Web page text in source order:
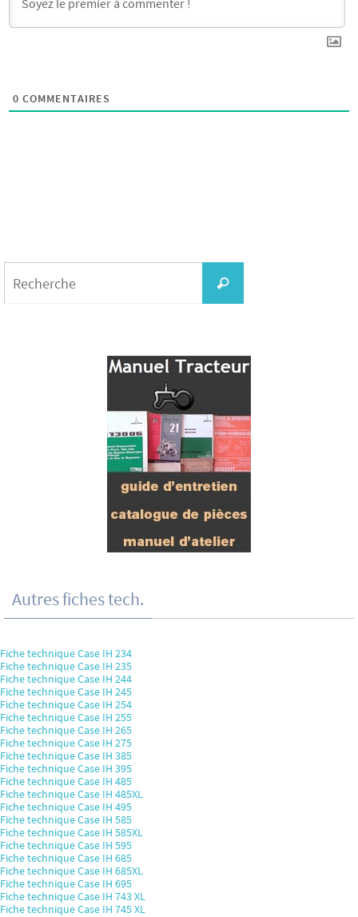
0 COMMENTAIRES
Recherche
Autres fiches tech.
Fiche technique Case IH 234
Fiche technique Case IH 235
Fiche technique Case IH 244
Fiche technique Case IH 245
Fiche technique Case IH 254
Fiche technique Case IH 255
Fiche technique Case IH 265
Fiche technique Case IH 275
Fiche technique Case IH 385
Fiche technique Case IH 395
Fiche technique Case IH 485
Fiche technique Case IH 485XL
Fiche technique Case IH 495
Fiche technique Case IH 585
Fiche technique Case IH 585XL
Fiche technique Case IH 595
Fiche technique Case IH 685
Fiche technique Case IH 685XL
Fiche technique Case IH 695
Fiche technique Case IH 743 XL
Fiche technique Case IH 745 XL